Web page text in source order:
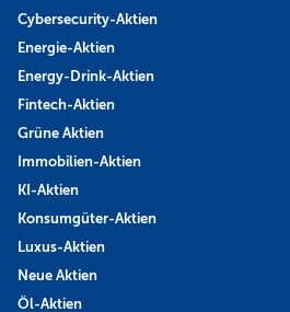
Cybersecurity-Aktien
Energie-Aktien
Energy-Drink-Aktien
Fintech-Aktien
Grüne Aktien
Immobilien-Aktien
KI-Aktien
Konsumgüter-Aktien
Luxus-Aktien
Neue Aktien
Öl-Aktien